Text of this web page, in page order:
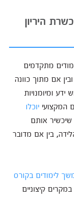
היריון
מתקדמים
אם מתוך כוונה
ומיומנויות
המקצועי יוכלו
שיכשיר אותם
בין אם מדובר
לימודים בקורס
קיצוניים